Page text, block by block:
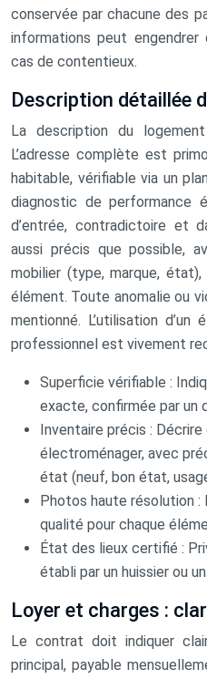
conservée par chacune des
informations peut
cas de contentieux.
Description détaillée
La description du
L’adresse complète est
habitable, vérifiable via un
diagnostic de performance
d’entrée, contradictoire et
aussi précis que possible,
mobilier (type, marque,
élément. Toute anomalie ou
mentionné. L’utilisation
professionnel est vivement
Superficie vérifiable :
exacte, confirmée par un
Inventaire précis :
électroménager, avec
état (neuf, bon état,
Photos haute résolution :
qualité pour chaque
État des lieux certifié :
établi par un huissier ou
Loyer et charges :
Le contrat doit indiquer
principal, payable